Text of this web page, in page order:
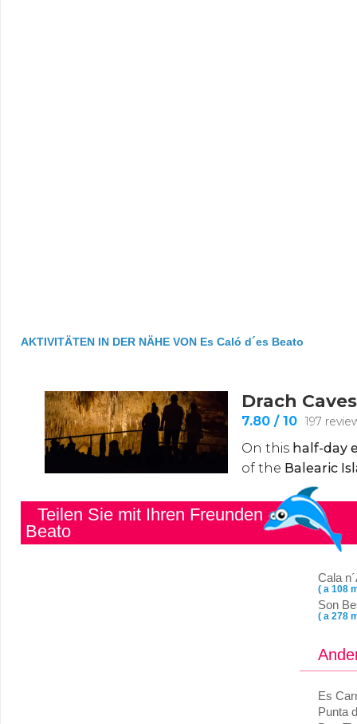
AKTIVITÄTEN IN DER NÄHE VON Es Caló d´es Beato
Teilen Sie mit Ihren Freunden
Beato
Cala
( a 108
Son
( a 278
Es
Punta